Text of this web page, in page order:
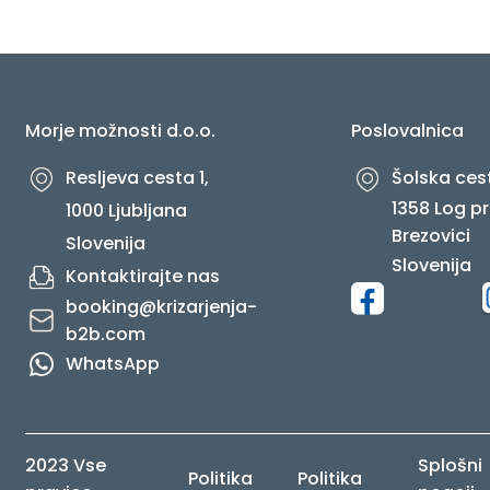
O NAS
Morje možnosti d.o.o.
Resljeva cesta 1,
1000 Ljubljana
Slovenija
Kontaktirajte nas
booking@krizarjenja-
b2b.com
WhatsApp
Poslovalnica
Šolska
1358 Log
Brezovici
Slovenija
2023 Vse
Politika Politika
Splošni